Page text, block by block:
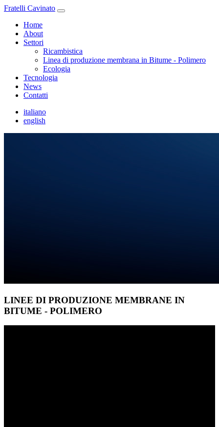
Fratelli Cavinato
Home
About
Settori
Ricambistica
Linea di produzione membrana in Bitume - Polimero
Ecologia
Tecnologia
News
Contatti
italiano
english
LINEE DI PRODUZIONE MEMBRANE IN
BITUME - POLIMERO